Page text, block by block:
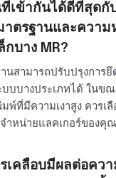
เข้ากันได้ดีที่สุดกั
าตรฐานและความ
บาง MR?
สามารถปรับปรุงการยึ
บบางประเภทได้ ในข
พ์ที่มีความเงาสูง ควรเ
ำหน่ายแลคเกอร์ของคุ
เคลือบมีผลต่อคว